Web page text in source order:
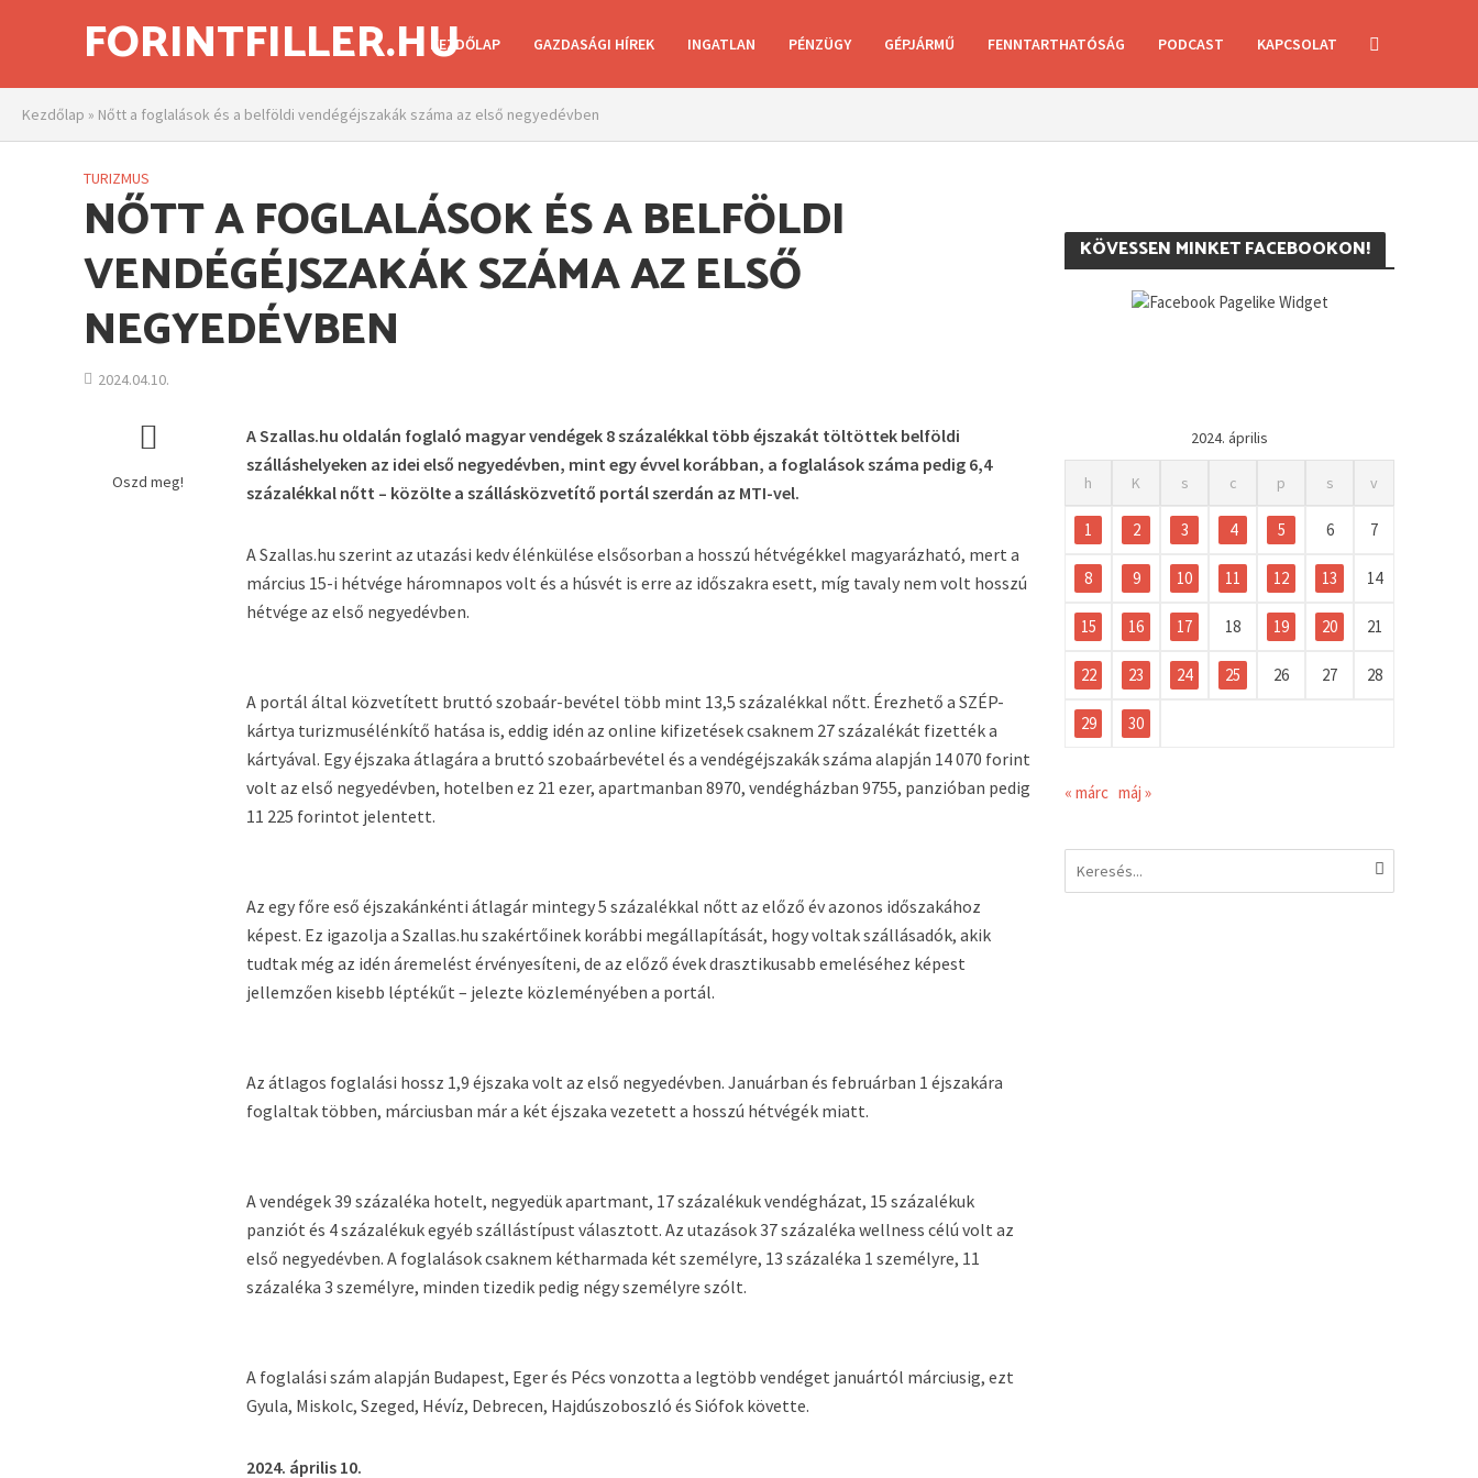
FORINTFILLER.HUKEZDŐLAP GAZDASÁGI HÍREK INGATLAN PÉNZÜGY GÉPJÁRMŰ FENNTARTHATÓSÁG PODCAST KAPCSOLAT
Kezdőlap » Nőtt a foglalások és a belföldi vendégéjszakák száma az első negyedévben
TURIZMUS
NŐTT A FOGLALÁSOK ÉS A BELFÖLDI
VENDÉGÉJSZAKÁK SZÁMA AZ ELSŐ
NEGYEDÉVBEN
2024.04.10.
Oszd meg!
A Szallas.hu oldalán foglaló magyar vendégek 8 százalékkal több éjszakát töltöttek belföldi
szálláshelyeken az idei első negyedévben, mint egy évvel korábban, a foglalások száma pedig 6,4
százalékkal nőtt – közölte a szállásközvetítő portál szerdán az MTI-vel.
A Szallas.hu szerint az utazási kedv élénkülése elsősorban a hosszú hétvégékkel magyarázható, mert a
március 15-i hétvége háromnapos volt és a húsvét is erre az időszakra esett, míg tavaly nem volt hosszú
hétvége az első negyedévben.
A portál által közvetített bruttó szobaár-bevétel több mint 13,5 százalékkal nőtt. Érezhető a SZÉP-
kártya turizmusélénkítő hatása is, eddig idén az online kifizetések csaknem 27 százalékát fizették a
kártyával. Egy éjszaka átlagára a bruttó szobaárbevétel és a vendégéjszakák száma alapján 14 070 forint
volt az első negyedévben, hotelben ez 21 ezer, apartmanban 8970, vendégházban 9755, panzióban pedig
11 225 forintot jelentett.
Az egy főre eső éjszakánkénti átlagár mintegy 5 százalékkal nőtt az előző év azonos időszakához
képest. Ez igazolja a Szallas.hu szakértőinek korábbi megállapítását, hogy voltak szállásadók, akik
tudtak még az idén áremelést érvényesíteni, de az előző évek drasztikusabb emeléséhez képest
jellemzően kisebb léptékűt – jelezte közleményében a portál.
Az átlagos foglalási hossz 1,9 éjszaka volt az első negyedévben. Januárban és februárban 1 éjszakára
foglaltak többen, márciusban már a két éjszaka vezetett a hosszú hétvégék miatt.
A vendégek 39 százaléka hotelt, negyedük apartmant, 17 százalékuk vendégházat, 15 százalékuk
panziót és 4 százalékuk egyéb szállástípust választott. Az utazások 37 százaléka wellness célú volt az
első negyedévben. A foglalások csaknem kétharmada két személyre, 13 százaléka 1 személyre, 11
százaléka 3 személyre, minden tizedik pedig négy személyre szólt.
A foglalási szám alapján Budapest, Eger és Pécs vonzotta a legtöbb vendéget januártól márciusig, ezt
Gyula, Miskolc, Szeged, Hévíz, Debrecen, Hajdúszoboszló és Siófok követte.
2024. április 10.
KÖVESSEN MINKET FACEBOOKON!
2024. április
h K s c p s v
1 2 3 4 5 6 7
8 9 10 11 12 13 14
15 16 17 18 19 20 21
22 23 24 25 26 27 28
29 30
« márc máj »